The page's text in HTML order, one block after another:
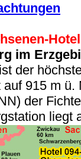
Hotel
im
der
915 m ü.
der
liegt